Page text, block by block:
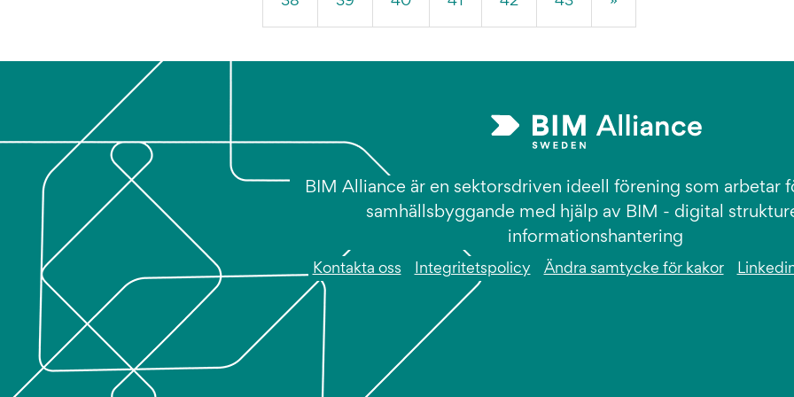
BIM Alliance är en sektorsdriven ideell förening som arbetar
samhällsbyggande med hjälp av BIM - digital
informationshantering
Kontakta oss Integritetspolicy Ändra samtycke för kakor